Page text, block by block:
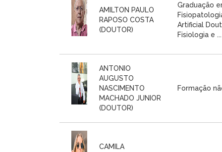
AMILTON PAULO
RAPOSO COSTA
(DOUTOR)
Graduação
Artificial
Fisiologia e ...
ANTONIO
AUGUSTO
NASCIMENTO
MACHADO JUNIOR
(DOUTOR)
Formação
CAMILA